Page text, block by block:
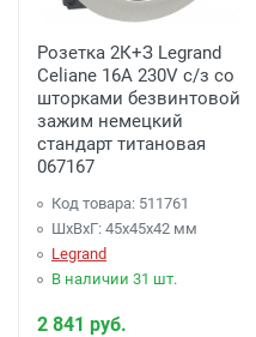
Розетка 2К+З Legrand
Celiane 16A 230V с/з со
шторками безвинтовой
зажим немецкий
стандарт титановая
067167
Код товара: 511761
ШхВхГ: 45x45x42 мм
Legrand
В наличии 31 шт.
2 841 руб.